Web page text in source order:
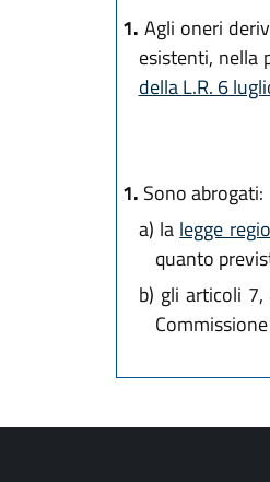
1. Agli oneri
esistenti, nella
della L.R. 6
1. Sono abrogati:
a) la legge
quanto
b) gli articoli